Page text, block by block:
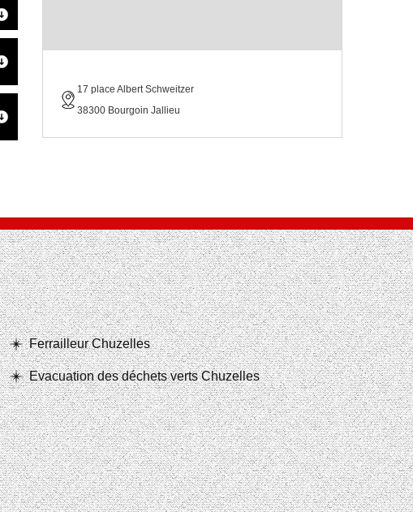
17 place Albert Schweitzer
38300 Bourgoin Jallieu
Ferrailleur Chuzelles
Evacuation des déchets verts Chuzelles